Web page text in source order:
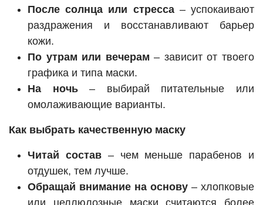
После солнца или стресса– успокаивают
раздражения и восстанавливают барьер
кожи.
По утрам или вечерам – зависит от твоего
графика и типа маски.
На ночь– выбирай питательные или
омолаживающие варианты.
Как выбрать качественную маску
Читай состав– чем меньше парабенов и
отдушек, тем лучше.
Обращай внимание на основу – хлопковые
или целлюлозные маски считаются более